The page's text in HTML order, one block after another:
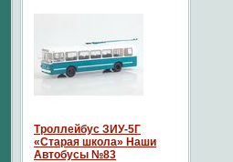
Троллейбус ЗИУ-5Г
«Старая школа» Наши
Автобусы №83